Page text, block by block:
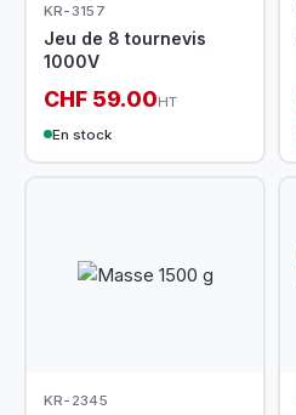
KR-3157
Jeu de 8 tournevis
1000V
CHF 59.00HT
En stock
KR-2345